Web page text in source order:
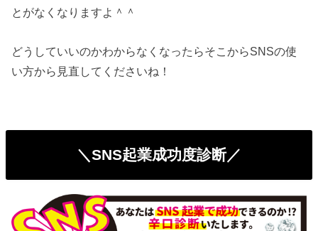
とがなくなりますよ＾＾
どうしていいのかわからなくなったらそこからSNSの使
い方から見直してくださいね！
＼SNS起業成功度診断／